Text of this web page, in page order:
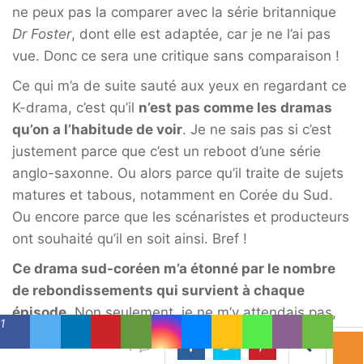
ne peux pas la comparer avec la série britannique
Dr Foster, dont elle est adaptée, car je ne l’ai pas
vue. Donc ce sera une critique sans comparaison !
Ce qui m’a de suite sauté aux yeux en regardant ce
K-drama, c’est qu’il n’est pas comme les dramas
qu’on a l’habitude de voir. Je ne sais pas si c’est
justement parce que c’est un reboot d’une série
anglo-saxonne. Ou alors parce qu’il traite de sujets
matures et tabous, notamment en Corée du Sud.
Ou encore parce que les scénaristes et producteurs
ont souhaité qu’il en soit ainsi. Bref !
Ce drama sud-coréen m’a étonné par le nombre
de rebondissements qui survient à chaque
épisode. Non seulement, je ne m’y attendais pas,
mais en plus ce ne sont rarement pas de petits
rebondissements. Le scénario est vraiment
1
1